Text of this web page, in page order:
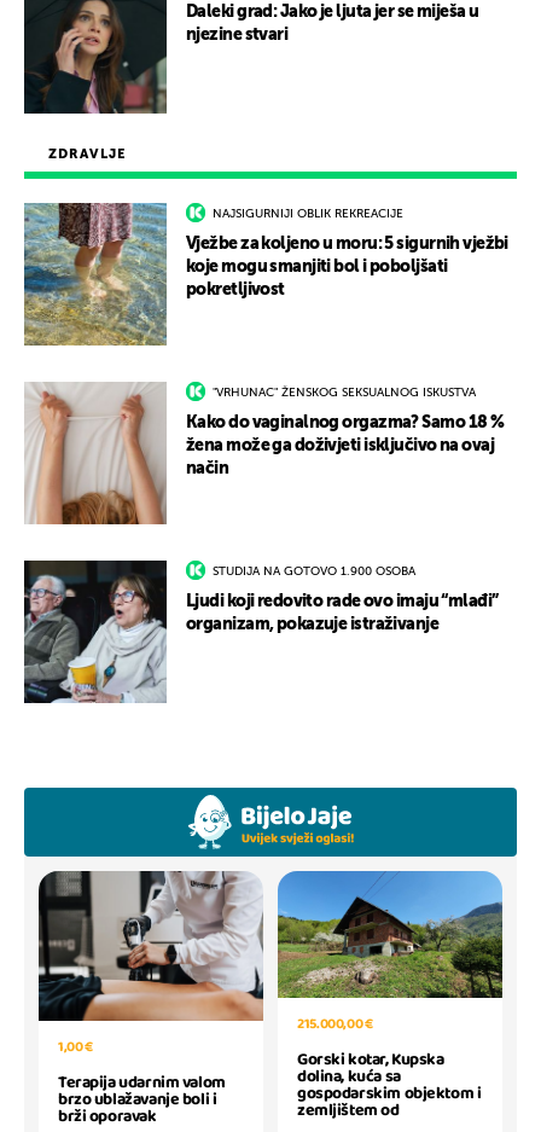
ZDRAVLJE
NAJSIGURNIJI OBLIK REKREACIJE
Vježbe za koljeno u moru: 5 sigurnih vježbi
koje mogu smanjiti bol i poboljšati
pokretljivost
"VRHUNAC" ŽENSKOG SEKSUALNOG ISKUSTVA
Kako do vaginalnog orgazma? Samo 18 %
žena može ga doživjeti isključivo na ovaj
način
STUDIJA NA GOTOVO 1.900 OSOBA
Ljudi koji redovito rade ovo imaju “mlađi”
organizam, pokazuje istraživanje
Daleki grad: Jako je ljuta jer se miješa u
njezine stvari
1,00 €
Terapija udarnim valom
brzo ublažavanje boli i
brži oporavak
215.000,00 €
Gorski kotar, Kupska
dolina, kuća sa
gospodarskim objektom i
zemljištem od